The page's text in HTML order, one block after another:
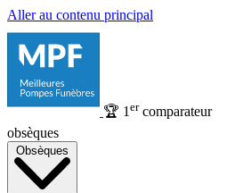
Aller au contenu principal
🏆 1 ercomparateur
obsèques
Obsèques